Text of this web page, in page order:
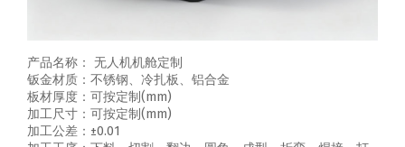
产品名称： 无人机机舱定制
钣金材质：不锈钢、冷扎板、铝合金
板材厚度：可按定制(mm)
加工尺寸：可按定制(mm)
加工公差：±0.01